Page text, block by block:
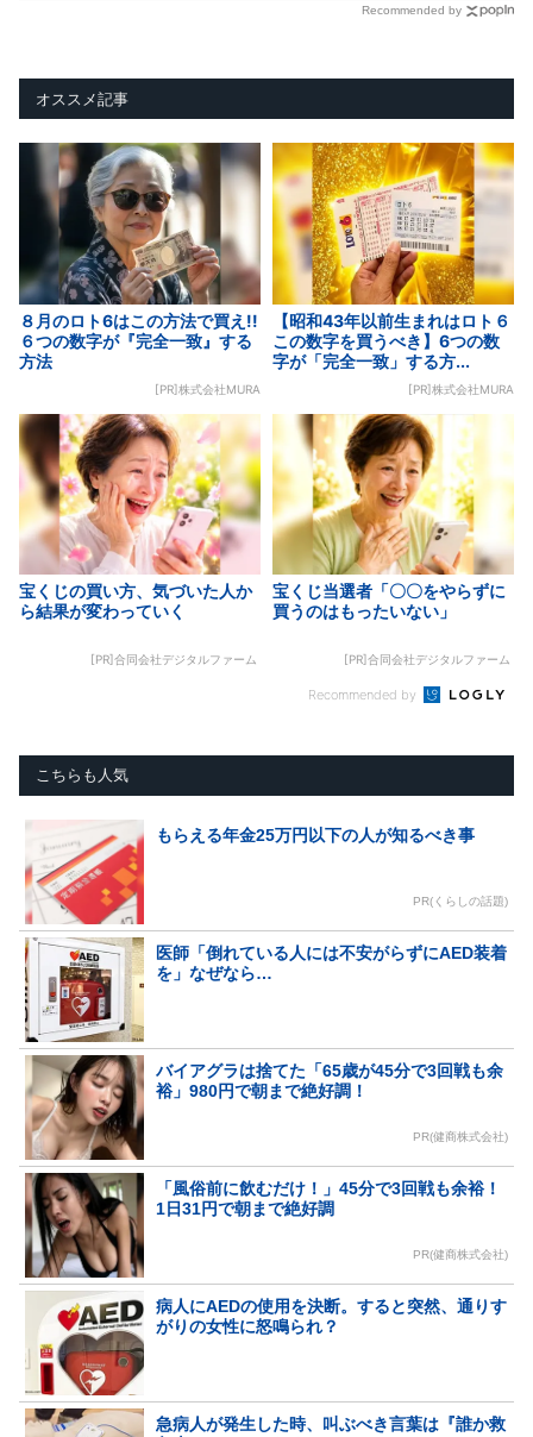
Recommended by
オススメ記事
８月のロト6はこの方法で買え!!
６つの数字が『完全一致』する
方法
[PR]株式会社MURA
【昭和43年以前生まれはロト６
この数字を買うべき】6つの数
字が「完全一致」する方...
[PR]株式会社MURA
宝くじの買い方、気づいた人か
ら結果が変わっていく
[PR]合同会社デジタルファーム
宝くじ当選者「〇〇をやらずに
買うのはもったいない」
[PR]合同会社デジタルファーム
Recommended by
こちらも人気
もらえる年金25万円以下の人が知るべき事
PR(くらしの話題)
医師「倒れている人には不安がらずにAED装着
を」なぜなら…
バイアグラは捨てた「65歳が45分で3回戦も余
裕」980円で朝まで絶好調！
PR(健商株式会社)
「風俗前に飲むだけ！」45分で3回戦も余裕！
1日31円で朝まで絶好調
PR(健商株式会社)
病人にAEDの使用を決断。すると突然、通りす
がりの女性に怒鳴られ？
急病人が発生した時、叫ぶべき言葉は『誰か救